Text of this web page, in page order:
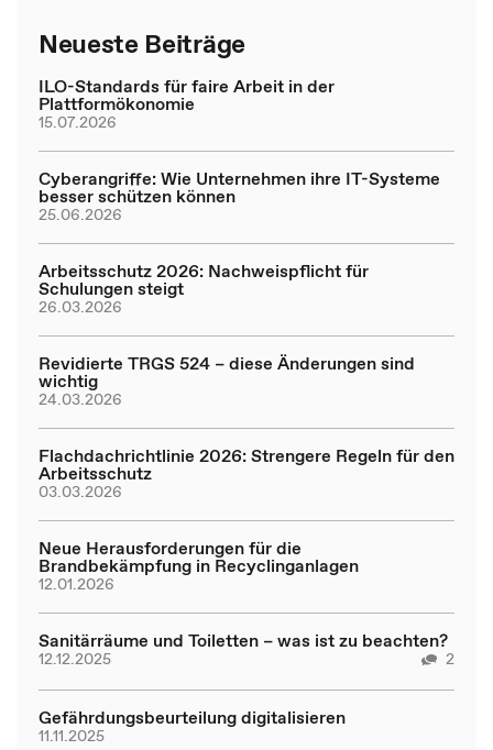
Neueste Beiträge
ILO-Standards für faire Arbeit in der
Plattformökonomie
15.07.2026
Cyberangriffe: Wie Unternehmen ihre IT-Systeme
besser schützen können
25.06.2026
Arbeitsschutz 2026: Nachweispflicht für
Schulungen steigt
26.03.2026
Revidierte TRGS 524 – diese Änderungen sind
wichtig
24.03.2026
Flachdachrichtlinie 2026: Strengere Regeln für den
Arbeitsschutz
03.03.2026
Neue Herausforderungen für die
Brandbekämpfung in Recyclinganlagen
12.01.2026
Sanitärräume und Toiletten – was ist zu beachten?
12.12.2025 2
Gefährdungsbeurteilung digitalisieren
11.11.2025